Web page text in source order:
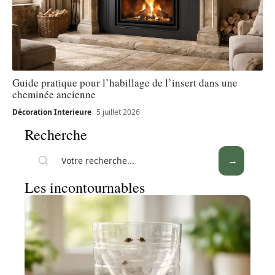
Guide pratique pour l’habillage de l’insert dans une
cheminée ancienne
Décoration Interieure 5 juillet 2026
Recherche
Les incontournables